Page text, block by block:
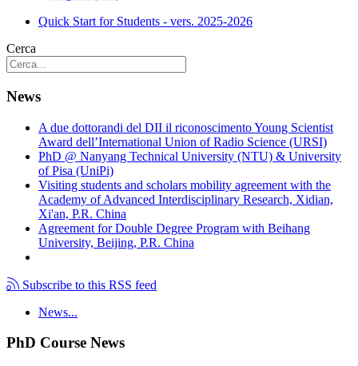
Quick Start for Students - vers. 2025-2026
Cerca
News
A due dottorandi del DII il riconoscimento Young Scientist
Award dell’International Union of Radio Science (URSI)
PhD @ Nanyang Technical University (NTU) & University
of Pisa (UniPi)
Visiting students and scholars mobility agreement with the
Academy of Advanced Interdisciplinary Research, Xidian,
Xi'an, P.R. China
Agreement for Double Degree Program with Beihang
University, Beijing, P.R. China
Subscribe to this RSS feed
News...
PhD Course News